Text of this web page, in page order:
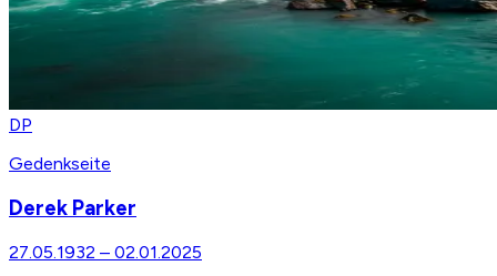
DP
Gedenkseite
Derek Parker
27.05.1932 – 02.01.2025